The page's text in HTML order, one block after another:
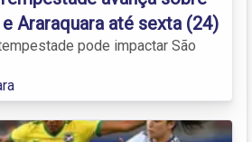
Araraquara até sexta (24)
pode impactar São